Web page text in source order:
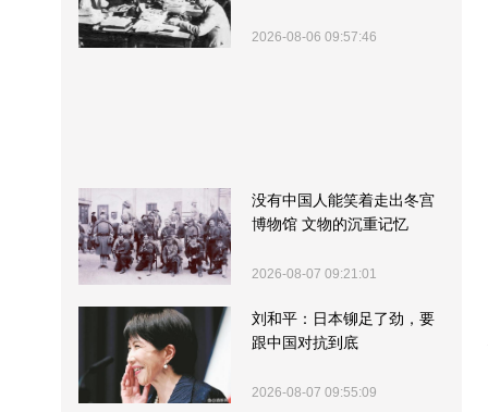
2026-08-06 09:57:46
没有中国人能笑着走出冬宫
博物馆 文物的沉重记忆
2026-08-07 09:21:01
刘和平：日本铆足了劲，要
跟中国对抗到底
2026-08-07 09:55:09